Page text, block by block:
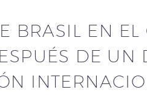
BRASIL EN EL
DE UN